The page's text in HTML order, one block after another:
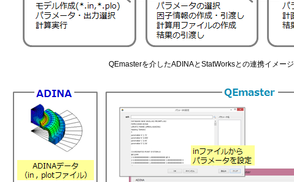
QEmasterを介したADINAとStatWorksとの連携イメージ